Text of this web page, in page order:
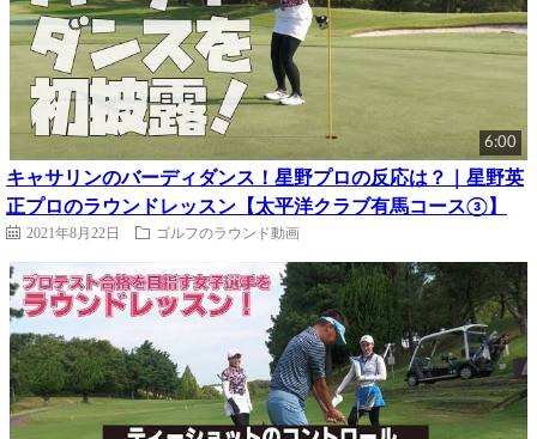
6:00
キャサリンのバーディダンス！星野プロの反応は？｜星野英
正プロのラウンドレッスン【太平洋クラブ有馬コース③】
2021年8月22日 ゴルフのラウンド動画